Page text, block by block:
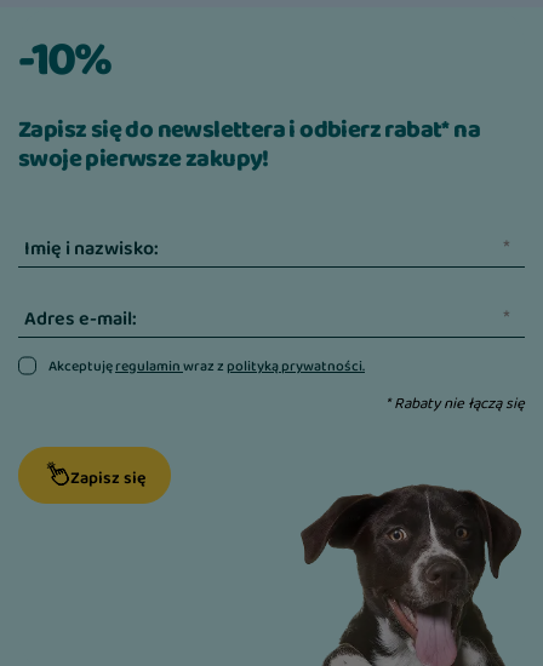
-10%
Zapisz się do newslettera i odbierz rabat* na
swoje pierwsze zakupy!
Imię i nazwisko:
Adres e-mail:
Akceptujęregulaminwraz zpolityką prywatności.
* Rabaty nie łączą się
Zapisz się